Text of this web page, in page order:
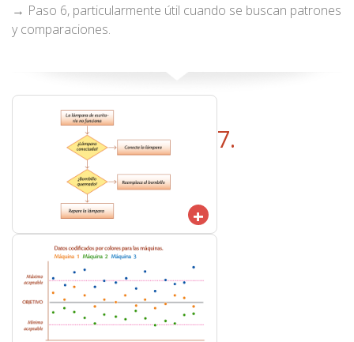
→ Paso 6, particularmente útil cuando se buscan patrones
y comparaciones.
+
7.